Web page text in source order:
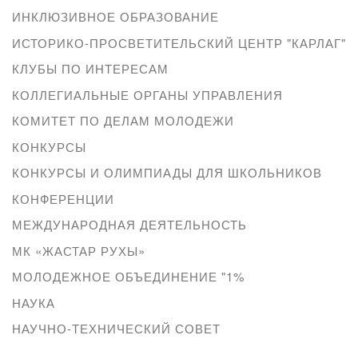
ИНКЛЮЗИВНОЕ ОБРАЗОВАНИЕ
ИСТОРИКО-ПРОСВЕТИТЕЛЬСКИЙ ЦЕНТР "КАРЛАГ"
КЛУБЫ ПО ИНТЕРЕСАМ
КОЛЛЕГИАЛЬНЫЕ ОРГАНЫ УПРАВЛЕНИЯ
КОМИТЕТ ПО ДЕЛАМ МОЛОДЕЖИ
КОНКУРСЫ
КОНКУРСЫ И ОЛИМПИАДЫ ДЛЯ ШКОЛЬНИКОВ
КОНФЕРЕНЦИИ
МЕЖДУНАРОДНАЯ ДЕЯТЕЛЬНОСТЬ
МК «ЖАСТАР РУХЫ»
МОЛОДЕЖНОЕ ОБЪЕДИНЕНИЕ "1%
НАУКА
НАУЧНО-ТЕХНИЧЕСКИЙ СОВЕТ